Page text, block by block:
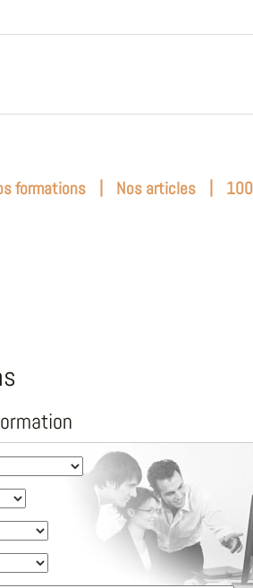
formations | Nos articles |